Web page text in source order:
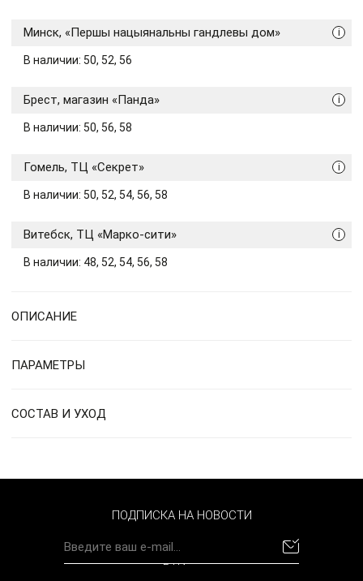
i
Минск, «Першы нацыянальны гандлевы дом»
В наличии: 50, 52, 56
i
Брест, магазин «Панда»
В наличии: 50, 56, 58
i
Гомель, ТЦ «Секрет»
В наличии: 50, 52, 54, 56, 58
i
Витебск, ТЦ «Марко-сити»
В наличии: 48, 52, 54, 56, 58
ОПИСАНИЕ
ПАРАМЕТРЫ
СОСТАВ И УХОД
BYN
ПОДПИСКА НА НОВОСТИ